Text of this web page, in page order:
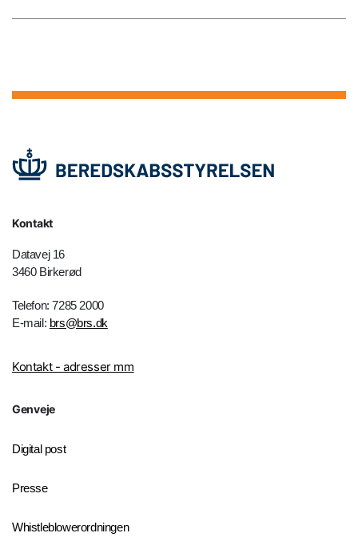
Kontakt
Datavej 16
3460 Birkerød
Telefon: 7285 2000
E-mail: brs@brs.dk
Kontakt - adresser mm
Genveje
Digital post
Presse
Whistleblowerordningen